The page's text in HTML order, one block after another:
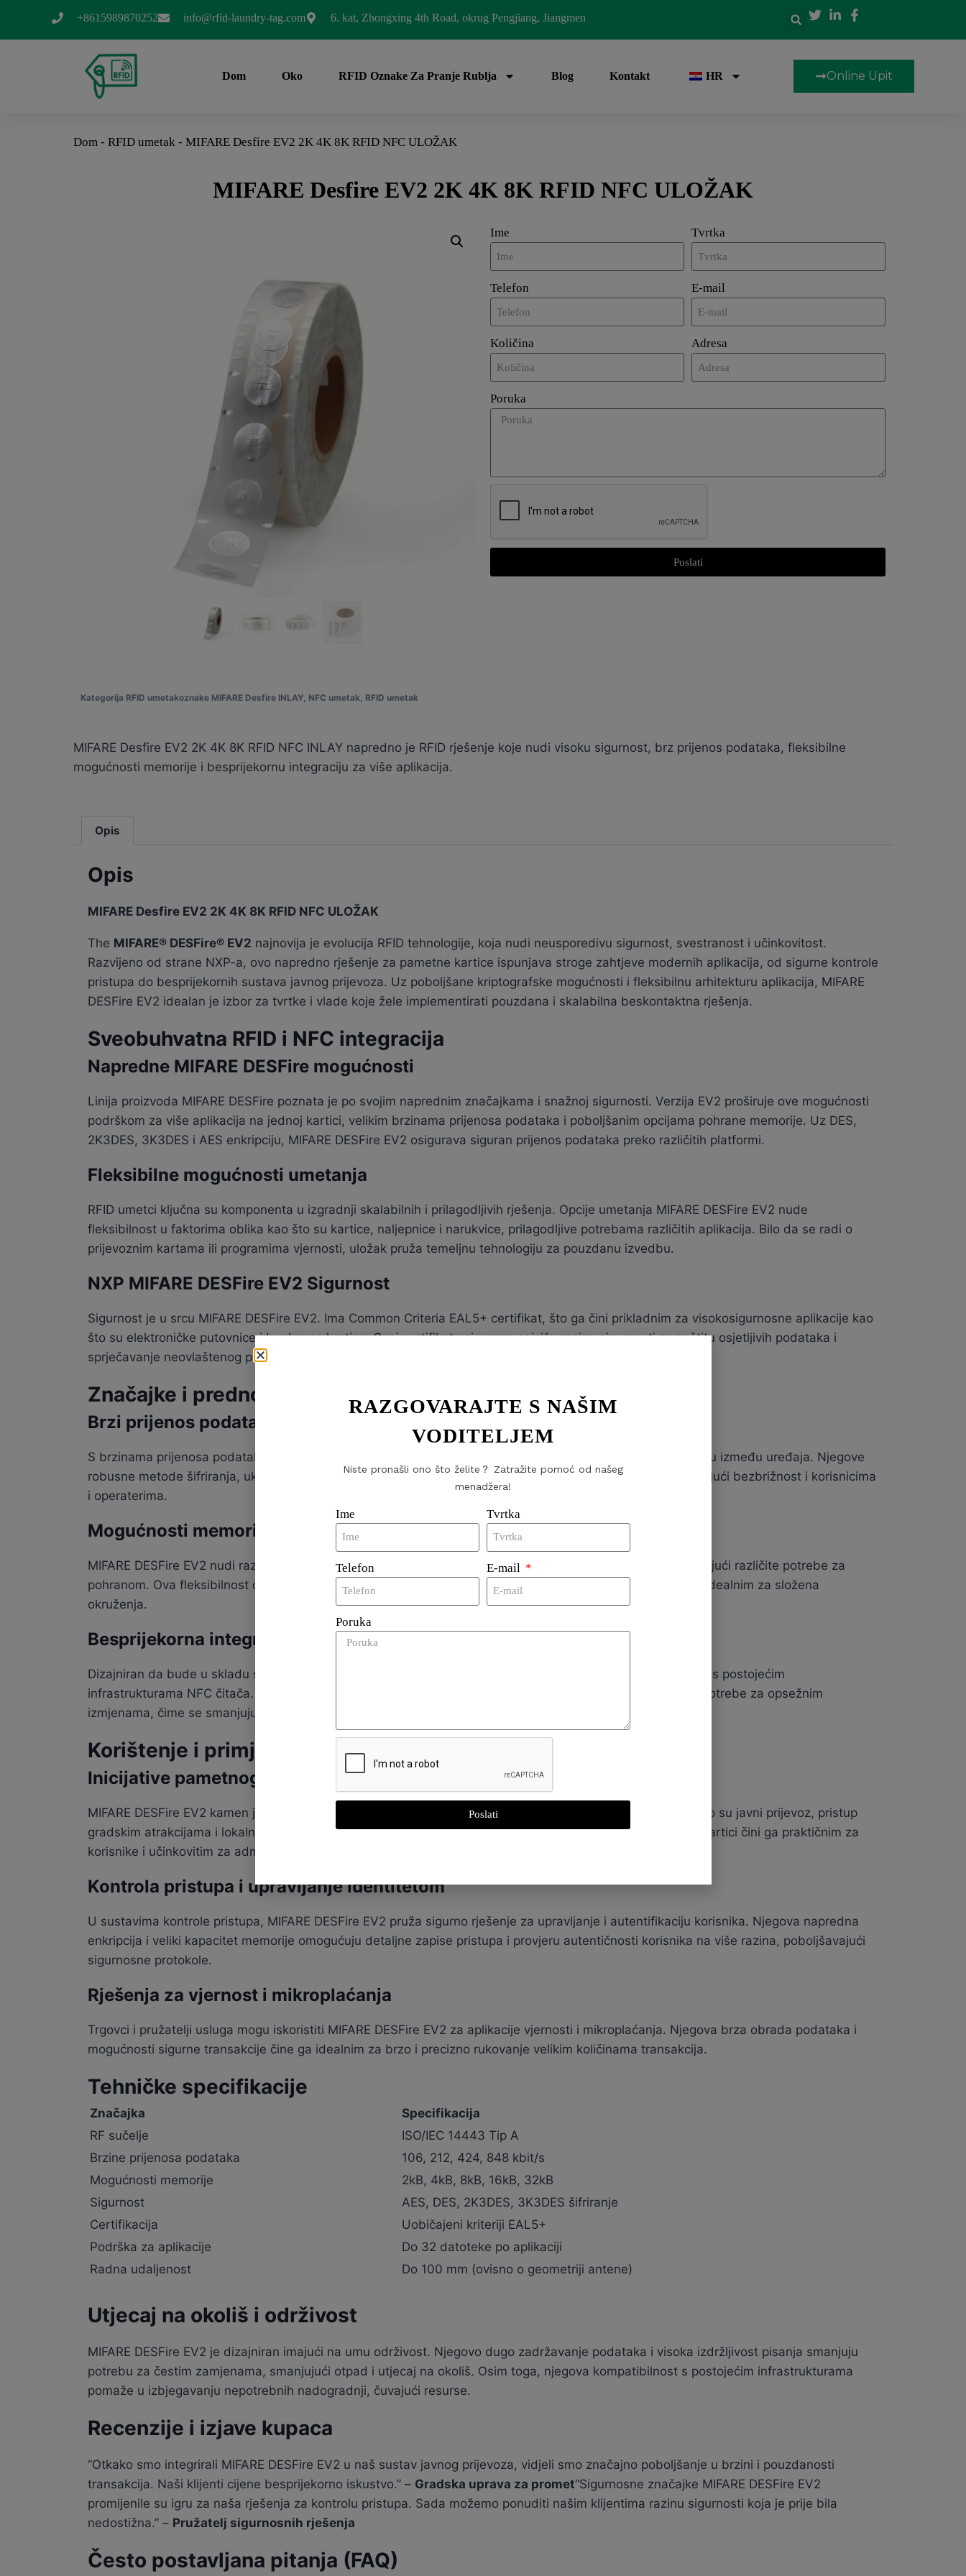
+8615989870252 info@rfid-laundry-tag.com 6. kat, Zhongxing 4th Road, okrug Pengjiang, Jiangmen
Dom Oko RFID Oznake Za Pranje Rublja Blog Kontakt HR Online Upit
Dom - RFID umetak - MIFARE Desfire EV2 2K 4K 8K RFID NFC ULOŽAK
MIFARE Desfire EV2 2K 4K 8K RFID NFC ULOŽAK
Ime Tvrtka
Telefon E-mail
Količina Adresa
Poruka
Poslati
Kategorija RFID umetakoznake MIFARE Desfire INLAY NFC umetak RFID umetak
MIFARE Desfire EV2 2K 4K 8K RFID NFC INLAY napredno je RFID rješenje koje nudi visoku sigurnost, brz prijenos podataka, fleksibilne
mogućnosti memorije i besprijekornu integraciju za više aplikacija.
Opis
Opis
MIFARE Desfire EV2 2K 4K 8K RFID NFC ULOŽAK
The MIFARE® DESFire® EV2 najnovija je evolucija RFID tehnologije, koja nudi neusporedivu sigurnost, svestranost i učinkovitost.
Razvijeno od strane NXP-a, ovo napredno rješenje za pametne kartice ispunjava stroge zahtjeve modernih aplikacija, od sigurne kontrole
pristupa do besprijekornih sustava javnog prijevoza. Uz poboljšane kriptografske mogućnosti i fleksibilnu arhitekturu aplikacija, MIFARE
DESFire EV2 idealan je izbor za tvrtke i vlade koje žele implementirati pouzdana i skalabilna beskontaktna rješenja.
Sveobuhvatna RFID i NFC integracija
Napredne MIFARE DESFire mogućnosti
Linija proizvoda MIFARE DESFire poznata je po svojim naprednim značajkama i snažnoj sigurnosti. Verzija EV2 proširuje ove mogućnosti
podrškom za više aplikacija na jednoj kartici, velikim brzinama prijenosa podataka i poboljšanim opcijama pohrane memorije. Uz DES,
2K3DES, 3K3DES i AES enkripciju, MIFARE DESFire EV2 osigurava siguran prijenos podataka preko različitih platformi.
Fleksibilne mogućnosti umetanja
RFID umetci ključna su komponenta u izgradnji skalabilnih i prilagodljivih rješenja. Opcije umetanja MIFARE DESFire EV2 nude
fleksibilnost u faktorima oblika kao što su kartice, naljepnice i narukvice, prilagodljive potrebama različitih aplikacija. Bilo da se radi o
prijevoznim kartama ili programima vjernosti, uložak pruža temeljnu tehnologiju za pouzdanu izvedbu.
NXP MIFARE DESFire EV2 Sigurnost
Sigurnost je u srcu MIFARE DESFire EV2. Ima Common Criteria EAL5+ certifikat, što ga čini prikladnim za visokosigurnosne aplikacije kao
što su elektroničke putovnice i bankovne kartice. Ovaj certifikat osigurava najvišu razinu sigurnosti za zaštitu osjetljivih podataka i
sprječavanje neovlaštenog pristupa.
Značajke i prednosti proizvoda
Brzi prijenos podataka i robusna enkripcija
S brzinama prijenosa podataka do 848 kbit/s, MIFARE DESFire EV2 omogućuje brzu i učinkovitu komunikaciju između uređaja. Njegove
robusne metode šifriranja, uključujući AES, osiguravaju da svi podaci ostanu sigurni tijekom prijenosa, pružajući bezbrižnost i korisnicima
i operaterima.
Mogućnosti memorije velikog kapaciteta
MIFARE DESFire EV2 nudi različite veličine memorije, uključujući 2 kB, 4 kB, 8 kB, 16 kB ili 32 kB, zadovoljavajući različite potrebe za
pohranom. Ova fleksibilnost omogućuje pohranjivanje više aplikacija i velikih skupova podataka, što ga čini idealnim za složena
okruženja.
Besprijekorna integracija s NFC i RFID sustavima
Dizajniran da bude u skladu sa standardima ISO/IEC 14443 A, MIFARE DESFire EV2 se neprimjetno integrira s postojećim
infrastrukturama NFC čitača. Ova kompatibilnost osigurava da tvrtke mogu nadograditi svoje sustave bez potrebe za opsežnim
izmjenama, čime se smanjuju troškovi i vrijeme implementacije.
Korištenje i primjene
Inicijative pametnog grada
MIFARE DESFire EV2 kamen je temeljac pametnih gradskih aplikacija, omogućujući integrirane usluge kao što su javni prijevoz, pristup
gradskim atrakcijama i lokalni programi vjernosti. Njegova sposobnost podrške za više aplikacija na jednoj kartici čini ga praktičnim za
korisnike i učinkovitim za administratore.
Kontrola pristupa i upravljanje identitetom
U sustavima kontrole pristupa, MIFARE DESFire EV2 pruža sigurno rješenje za upravljanje i autentifikaciju korisnika. Njegova napredna
enkripcija i veliki kapacitet memorije omogućuju detaljne zapise pristupa i provjeru autentičnosti korisnika na više razina, poboljšavajući
sigurnosne protokole.
Rješenja za vjernost i mikroplaćanja
Trgovci i pružatelji usluga mogu iskoristiti MIFARE DESFire EV2 za aplikacije vjernosti i mikroplaćanja. Njegova brza obrada podataka i
mogućnosti sigurne transakcije čine ga idealnim za brzo i precizno rukovanje velikim količinama transakcija.
Tehničke specifikacije
Značajka
Specifikacija
RF sučelje
ISO/IEC 14443 Tip A
Brzine prijenosa podataka
106, 212, 424, 848 kbit/s
Mogućnosti memorije
2kB, 4kB, 8kB, 16kB, 32kB
Sigurnost
AES, DES, 2K3DES, 3K3DES šifriranje
Certifikacija
Uobičajeni kriteriji EAL5+
Podrška za aplikacije
Do 32 datoteke po aplikaciji
Radna udaljenost
Do 100 mm (ovisno o geometriji antene)
Utjecaj na okoliš i održivost
MIFARE DESFire EV2 je dizajniran imajući na umu održivost. Njegovo dugo zadržavanje podataka i visoka izdržljivost pisanja smanjuju
potrebu za čestim zamjenama, smanjujući otpad i utjecaj na okoliš. Osim toga, njegova kompatibilnost s postojećim infrastrukturama
pomaže u izbjegavanju nepotrebnih nadogradnji, čuvajući resurse.
Recenzije i izjave kupaca
“Otkako smo integrirali MIFARE DESFire EV2 u naš sustav javnog prijevoza, vidjeli smo značajno poboljšanje u brzini i pouzdanosti
transakcija. Naši klijenti cijene besprijekorno iskustvo.” – Gradska uprava za promet“Sigurnosne značajke MIFARE DESFire EV2
promijenile su igru za naša rješenja za kontrolu pristupa. Sada možemo ponuditi našim klijentima razinu sigurnosti koja je prije bila
nedostižna.” – Pružatelj sigurnosnih rješenja
Često postavljana pitanja (FAQ)
RAZGOVARAJTE S NAŠIM
VODITELJEM
Niste pronašli ono što želite？ Zatražite pomoć od našeg
menadžera!
Ime Tvrtka
Telefon E-mail
Poruka
Poslati